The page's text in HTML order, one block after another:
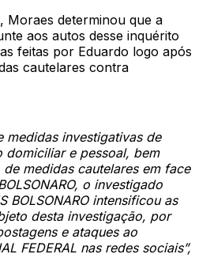
Moraes determinou que a
aos autos desse inquérito
feitas por Eduardo logo após
cautelares contra
medidas investigativas de
domiciliar e pessoal, bem
medidas cautelares em face
o investigado
BOLSONARO intensificou as
desta investigação, por
e ataques ao
FEDERAL nas redes sociais”,